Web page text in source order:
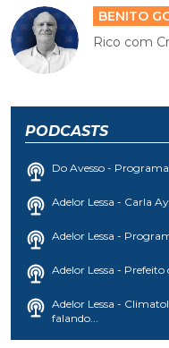
BENITO
Rico com
PODCASTS
Do Avesso -
Adelor Lessa - Carla
Adelor Lessa -
Adelor Lessa -
Adelor Lessa -
falando...